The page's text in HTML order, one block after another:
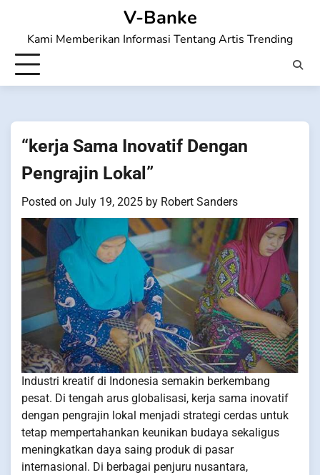
content
V-Banke
Kami Memberikan Informasi Tentang Artis Trending
“kerja Sama Inovatif Dengan
Pengrajin Lokal”
Posted on July 19, 2025 by Robert Sanders
Industri kreatif di Indonesia semakin berkembang
pesat. Di tengah arus globalisasi, kerja sama inovatif
dengan pengrajin lokal menjadi strategi cerdas untuk
tetap mempertahankan keunikan budaya sekaligus
meningkatkan daya saing produk di pasar
internasional. Di berbagai penjuru nusantara,